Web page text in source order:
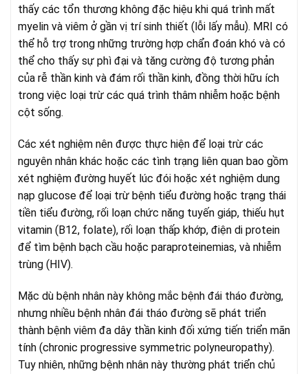
thấy các tổn thương không đặc hiệu khi quá trình mất
myelin và viêm ở gần vị trí sinh thiết (lỗi lấy mẫu). MRI có
thể hỗ trợ trong những trường hợp chẩn đoán khó và có
thể cho thấy sự phì đại và tăng cường độ tương phản
của rễ thần kinh và đám rối thần kinh, đồng thời hữu ích
trong việc loại trừ các quá trình thâm nhiễm hoặc bệnh
cột sống.
Các xét nghiệm nên được thực hiện để loại trừ các
nguyên nhân khác hoặc các tình trạng liên quan bao gồm
xét nghiệm đường huyết lúc đói hoặc xét nghiệm dung
nạp glucose để loại trừ bệnh tiểu đường hoặc trạng thái
tiền tiểu đường, rối loạn chức năng tuyến giáp, thiếu hụt
vitamin (B12, folate), rối loạn thấp khớp, điện di protein
để tìm bệnh bạch cầu hoặc paraproteinemias, và nhiễm
trùng (HIV).
Mặc dù bệnh nhân này không mắc bệnh đái tháo đường,
nhưng nhiều bệnh nhân đái tháo đường sẽ phát triển
thành bệnh viêm đa dây thần kinh đối xứng tiến triển mãn
tính (chronic progressive symmetric polyneuropathy).
Tuy nhiên, những bệnh nhân này thường phát triển chủ